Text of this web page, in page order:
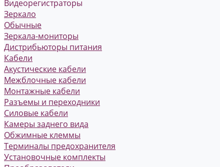
Видеорегистраторы
Зеркало
Обычные
Зеркала-мониторы
Дистрибьюторы питания
Кабели
Акустические кабели
Межблочные кабели
Монтажные кабели
Разъемы и переходники
Силовые кабели
Камеры заднего вида
Обжимные клеммы
Терминалы предохранителя
Установочные комплекты